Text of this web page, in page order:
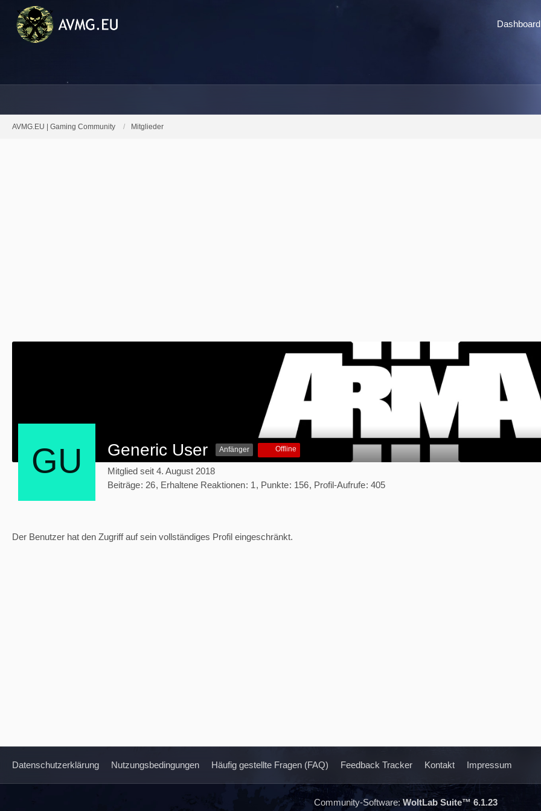
Dashboard
AVMG.EU | Gaming Community Mitglieder
Generic User Anfänger Offline
Mitglied seit 4. August 2018
Beiträge 26 Erhaltene Reaktionen 1 Punkte 156 Profil-Aufrufe 405
Der Benutzer hat den Zugriff auf sein vollständiges Profil eingeschränkt.
Datenschutzerklärung Nutzungsbedingungen Häufig gestellte Fragen (FAQ) Feedback Tracker Kontakt Impressum
Community-Software: WoltLab Suite™ 6.1.23